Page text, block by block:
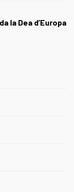
la Dea d’Europa